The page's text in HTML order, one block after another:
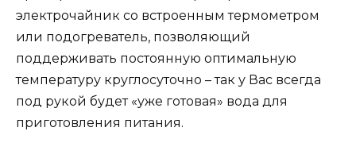
электрочайник со встроенным термометром
или подогреватель, позволяющий
поддерживать постоянную оптимальную
температуру круглосуточно – так у Вас всегда
под рукой будет «уже готовая» вода для
приготовления питания.